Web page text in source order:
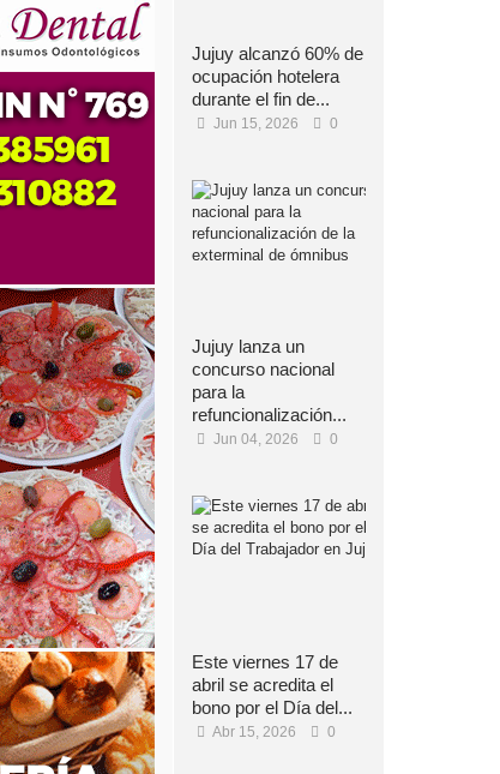
Jujuy alcanzó 60% de
ocupación hotelera
durante el fin de...
Jun 15, 2026 0
Jujuy lanza un
concurso nacional
para la
refuncionalización...
Jun 04, 2026 0
Este viernes 17 de
abril se acredita el
bono por el Día del...
Abr 15, 2026 0